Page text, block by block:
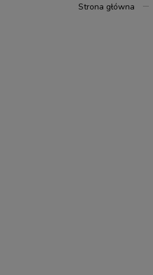
Strona główna